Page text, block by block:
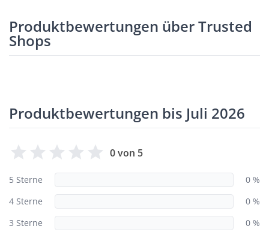
Produktbewertungen über Trusted
Shops
Produktbewertungen bis Juli 2026
0 von 5
5 Sterne
0 %
4 Sterne
0 %
3 Sterne
0 %